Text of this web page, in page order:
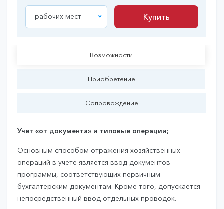
рабочих мест Купить
Возможности
Приобретение
Сопровождение
Учет «от документа» и типовые операции;
Основным способом отражения хозяйственных
операций в учете является ввод документов
программы, соответствующих первичным
бухгалтерским документам. Кроме того, допускается
непосредственный ввод отдельных проводок.